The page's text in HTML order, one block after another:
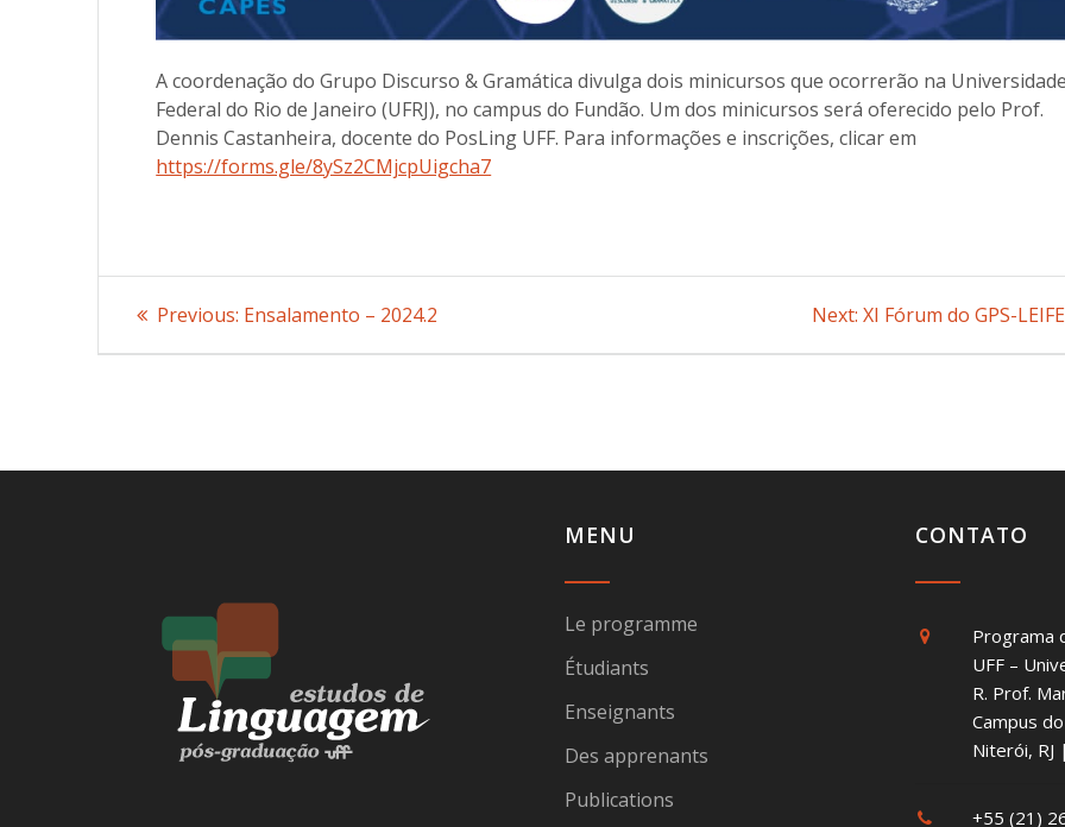
A coordenação do Grupo Discurso & Gramática divulga dois minicursos que ocorrerão na
Federal do Rio de Janeiro (UFRJ), no campus do Fundão. Um dos minicursos será oferecido pelo Prof.
Dennis Castanheira, docente do PosLing UFF. Para informações e inscrições, clicar em
https://forms.gle/8ySz2CMjcpUigcha7
Post
navigation
Previous: Previous
Ensalamento – 2024.2 Next: Next
XI Fórum do GPS-
MENU
Le programme
Étudiants
Enseignants
Des apprenants
Publications
CONTATO
Programa
UFF –
R. Prof.
Campus
Niterói,
+55 (21)